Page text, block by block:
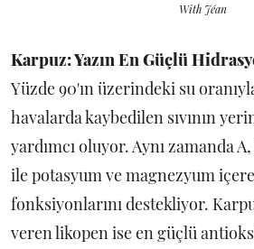
With Jéan
Karpuz: Yazın En Güçlü
Yüzde 90'ın üzerindeki su
havalarda kaybedilen sıvının
yardımcı oluyor. Aynı zamanda
ile potasyum ve magnezyum
fonksiyonlarını destekliyor.
veren likopen ise en güçlü